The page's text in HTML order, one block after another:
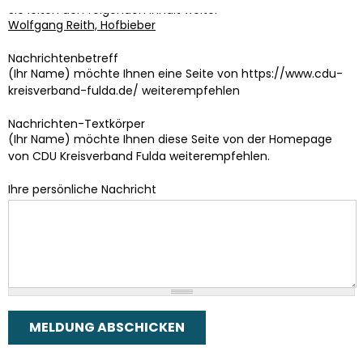
Sie leiten den folgenden Inhalt weiter
Wolfgang Reith, Hofbieber
Nachrichtenbetreff
(Ihr Name) möchte Ihnen eine Seite von https://www.cdu-
kreisverband-fulda.de/ weiterempfehlen
Nachrichten-Textkörper
(Ihr Name) möchte Ihnen diese Seite von der Homepage
von CDU Kreisverband Fulda weiterempfehlen.
Ihre persönliche Nachricht